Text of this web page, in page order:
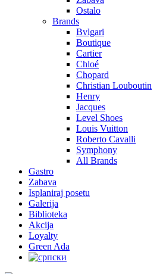
Ostalo
Brands
Bvlgari
Boutique
Cartier
Chloé
Chopard
Christian Louboutin
Henry
Jacques
Level Shoes
Louis Vuitton
Roberto Cavalli
Symphony
All Brands
Gastro
Zabava
Isplaniraj posetu
Galerija
Biblioteka
Akcija
Loyalty
Green Ada